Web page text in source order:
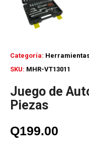
SKU: MHR-VT13011
Categoría:
Juego de
Piezas
Q199.00